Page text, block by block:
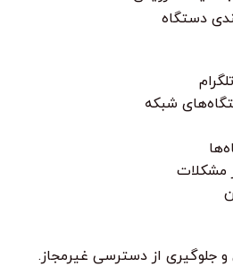
دستگاه
شبکه
مشکلات
و جلوگیری از دسترسی غیرمجاز.